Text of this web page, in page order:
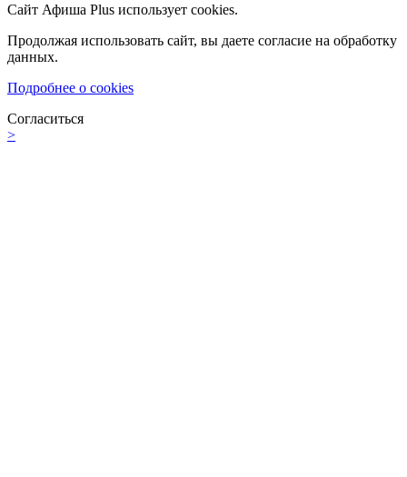
Сайт Афиша Plus использует cookies.
Продолжая использовать сайт, вы даете согласие на обработку
данных.
Подробнее о cookies
Согласиться
>